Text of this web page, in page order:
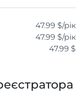
47.99 $/рік
47.99 $/рік
47.99 $